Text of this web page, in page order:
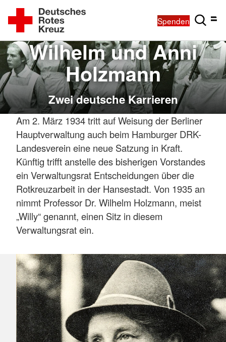
Spenden
Wilhelm und Anni
Holzmann
Zwei deutsche Karrieren
Am 2. März 1934 tritt auf Weisung der Berliner
Hauptverwaltung auch beim Hamburger DRK-
Landesverein eine neue Satzung in Kraft.
Künftig trifft anstelle des bisherigen Vorstandes
ein Verwaltungsrat Entscheidungen über die
Rotkreuzarbeit in der Hansestadt. Von 1935 an
nimmt Professor Dr. Wilhelm Holzmann, meist
„Willy“ genannt, einen Sitz in diesem
Verwaltungsrat ein.